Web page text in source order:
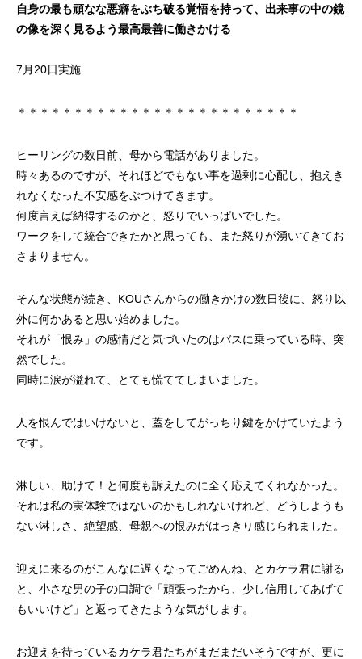
自身の最も頑なな悪癖をぶち破る覚悟を持って、出来事の中の鏡
の像を深く見るよう最高最善に働きかける
7月20日実施
＊＊＊＊＊＊＊＊＊＊＊＊＊＊＊＊＊＊＊＊＊＊＊＊＊
ヒーリングの数日前、母から電話がありました。
時々あるのですが、それほどでもない事を過剰に心配し、抱えき
れなくなった不安感をぶつけてきます。
何度言えば納得するのかと、怒りでいっぱいでした。
ワークをして統合できたかと思っても、また怒りが湧いてきてお
さまりません。
そんな状態が続き、KOUさんからの働きかけの数日後に、怒り以
外に何かあると思い始めました。
それが「恨み」の感情だと気づいたのはバスに乗っている時、突
然でした。
同時に涙が溢れて、とても慌ててしまいました。
人を恨んではいけないと、蓋をしてがっちり鍵をかけていたよう
です。
淋しい、助けて！と何度も訴えたのに全く応えてくれなかった。
それは私の実体験ではないのかもしれないけれど、どうしようも
ない淋しさ、絶望感、母親への恨みがはっきり感じられました。
迎えに来るのがこんなに遅くなってごめんね、とカケラ君に謝る
と、小さな男の子の口調で「頑張ったから、少し信用してあげて
もいいけど」と返ってきたような気がします。
お迎えを待っているカケラ君たちがまだまだいそうですが、更に